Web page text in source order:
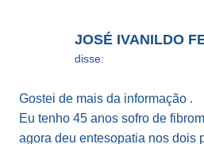
JOSÉ IVANILDO
disse:
Gostei de mais da informação .
Eu tenho 45 anos sofro de
agora deu entesopatia nos dois